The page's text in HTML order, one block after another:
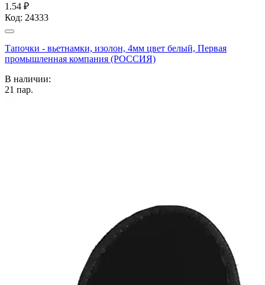
1.54 ₽
Код: 24333
Тапочки - вьетнамки, изолон, 4мм цвет белый, Первая
промышленная компания (РОССИЯ)
В наличии:
21 пар.